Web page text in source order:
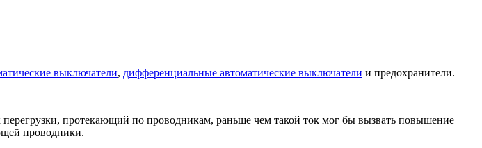
выключатели, дифференциальные автоматические выключатели и предохранители.
протекающий по проводникам, раньше чем такой ток мог бы вызвать повышение
проводники.